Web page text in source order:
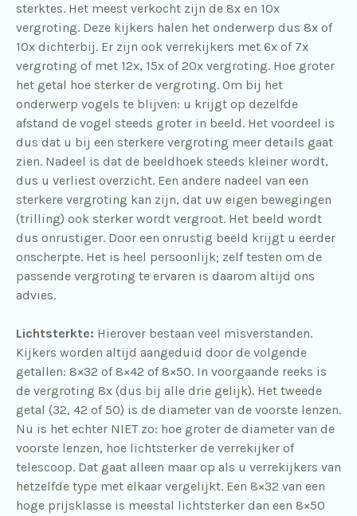
sterktes. Het meest verkocht zijn de 8x en 10x
vergroting. Deze kijkers halen het onderwerp dus 8x of
10x dichterbij. Er zijn ook verrekijkers met 6x of 7x
vergroting of met 12x, 15x of 20x vergroting. Hoe groter
het getal hoe sterker de vergroting. Om bij het
onderwerp vogels te blijven: u krijgt op dezelfde
afstand de vogel steeds groter in beeld. Het voordeel is
dus dat u bij een sterkere vergroting meer details gaat
zien. Nadeel is dat de beeldhoek steeds kleiner wordt,
dus u verliest overzicht. Een andere nadeel van een
sterkere vergroting kan zijn, dat uw eigen bewegingen
(trilling) ook sterker wordt vergroot. Het beeld wordt
dus onrustiger. Door een onrustig beeld krijgt u eerder
onscherpte. Het is heel persoonlijk; zelf testen om de
passende vergroting te ervaren is daarom altijd ons
advies.
Lichtsterkte: Hierover bestaan veel misverstanden.
Kijkers worden altijd aangeduid door de volgende
getallen: 8×32 of 8×42 of 8×50. In voorgaande reeks is
de vergroting 8x (dus bij alle drie gelijk). Het tweede
getal (32, 42 of 50) is de diameter van de voorste lenzen.
Nu is het echter NIET zo: hoe groter de diameter van de
voorste lenzen, hoe lichtsterker de verrekijker of
telescoop. Dat gaat alleen maar op als u verrekijkers van
hetzelfde type met elkaar vergelijkt. Een 8×32 van een
hoge prijsklasse is meestal lichtsterker dan een 8×50